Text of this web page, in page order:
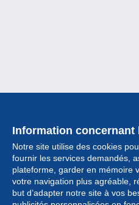
Information concernant
Notre site utilise des cookies
fournir les services demandés,
plateforme, garder en mémoire
votre navigation plus agréable,
but d’adapter notre site à vos
Collection